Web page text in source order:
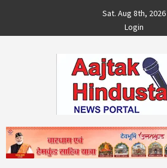
content
Sat. Aug 8th, 2026
Login